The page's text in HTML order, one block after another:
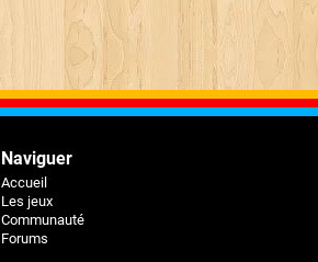
Naviguer
Accueil
Les jeux
Communauté
Forums